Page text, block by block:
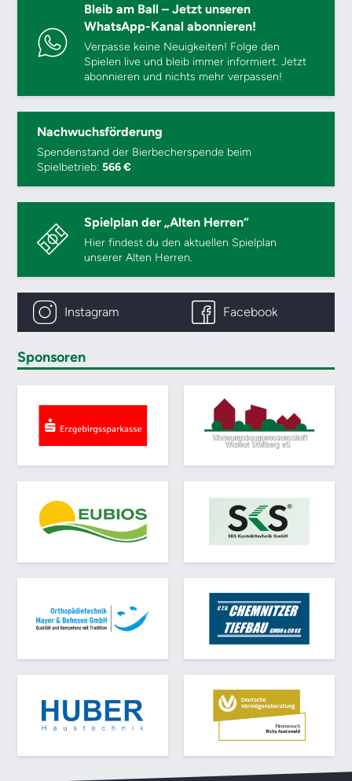
Bleib am Ball – Jetzt unseren
WhatsApp-Kanal abonnieren!
Verpasse keine Neuigkeiten! Folge den
Spielen live und bleib immer informiert. Jetzt
abonnieren und nichts mehr verpassen!
Nachwuchsförderung
Spendenstand der Bierbecherspende beim
Spielbetrieb:566 €
Spielplan der „Alten Herren“
Hier findest du den aktuellen Spielplan
unserer Alten Herren.
Instagram Facebook
Sponsoren